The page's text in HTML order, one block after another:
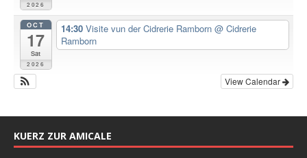
2026
OCT
17
Sat
2026
14:30 Visite vun der Cidrerie Ramborn @ Cidrerie
Ramborn
View Calendar
KUERZ ZUR AMICALE